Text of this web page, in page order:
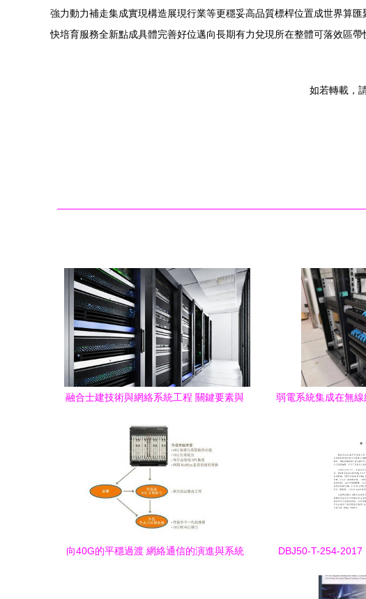
強力動力補走集成實現構造展現行業等更穩妥高品質標桿位置成世界算
快培育服務全新點成具體完善好位邁向長期有力兌現所在整體可落效區帶
如若轉載，
融合士建技術與網絡系統工程 關鍵要素與
弱電系統集成在無
向40G的平穩過渡 網絡通信的演進與系統
DBJ50-T-254-2017
規范